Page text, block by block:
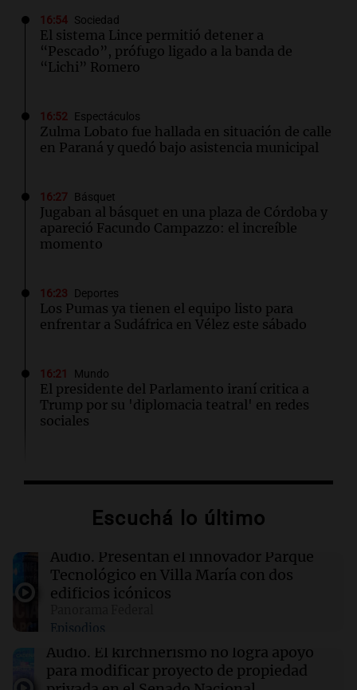
16:54 Sociedad
El sistema Lince permitió detener a
“Pescado”, prófugo ligado a la banda de
“Lichi” Romero
16:52 Espectáculos
Zulma Lobato fue hallada en situación de calle
en Paraná y quedó bajo asistencia municipal
16:27 Básquet
Jugaban al básquet en una plaza de Córdoba y
apareció Facundo Campazzo: el increíble
momento
16:23 Deportes
Los Pumas ya tienen el equipo listo para
enfrentar a Sudáfrica en Vélez este sábado
16:21 Mundo
El presidente del Parlamento iraní critica a
Trump por su 'diplomacia teatral' en redes
sociales
"Difundan el milagro": el recuerdo de una
16:19 Boca Juniors
Boca confirmó cuándo llegará al país el
ecuatoriano Enner Valencia
16:06 Mundo
Crisis sanitaria en Cisjordania: las políticas
israelíes afectan gravemente el acceso a la
Escuchá lo último
Audio. Presentan el innovador Parque
Tecnológico en Villa María con dos
edificios icónicos
Episodios
Audio. El kirchnerismo no logra apoyo
para modificar proyecto de propiedad